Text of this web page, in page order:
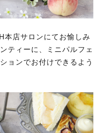
本店サロンにてお愉しみ
ティーに、ミニパルフェ
ョンでお付けできるよう